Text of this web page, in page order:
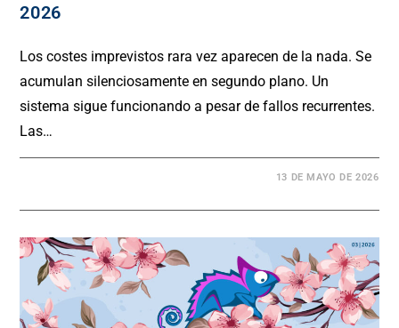
2026
Los costes imprevistos rara vez aparecen de la nada. Se
acumulan silenciosamente en segundo plano. Un
sistema sigue funcionando a pesar de fallos recurrentes.
Las…
13 DE MAYO DE 2026